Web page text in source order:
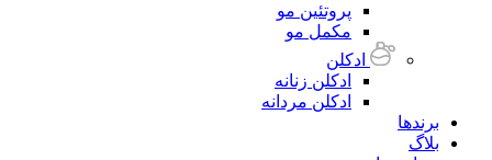
پروتئین مو
مکمل مو
ادکلن
ادکلن زنانه
ادکلن مردانه
برندها
بلاگ